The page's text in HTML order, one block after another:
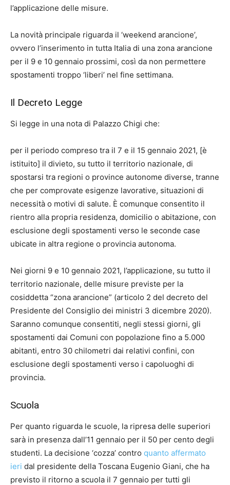
l’applicazione delle misure.
La novità principale riguarda il ‘weekend arancione’,
ovvero l’inserimento in tutta Italia di una zona arancione
per il 9 e 10 gennaio prossimi, così da non permettere
spostamenti troppo ‘liberi’ nel fine settimana.
Il Decreto Legge
Si legge in una nota di Palazzo Chigi che:
per il periodo compreso tra il 7 e il 15 gennaio 2021, [è
istituito] il divieto, su tutto il territorio nazionale, di
spostarsi tra regioni o province autonome diverse, tranne
che per comprovate esigenze lavorative, situazioni di
necessità o motivi di salute. È comunque consentito il
rientro alla propria residenza, domicilio o abitazione, con
esclusione degli spostamenti verso le seconde case
ubicate in altra regione o provincia autonoma.
Nei giorni 9 e 10 gennaio 2021, l’applicazione, su tutto il
territorio nazionale, delle misure previste per la
cosiddetta “zona arancione” (articolo 2 del decreto del
Presidente del Consiglio dei ministri 3 dicembre 2020).
Saranno comunque consentiti, negli stessi giorni, gli
spostamenti dai Comuni con popolazione fino a 5.000
abitanti, entro 30 chilometri dai relativi confini, con
esclusione degli spostamenti verso i capoluoghi di
provincia.
Scuola
Per quanto riguarda le scuole, la ripresa delle superiori
sarà in presenza dall’11 gennaio per il 50 per cento degli
studenti. La decisione ‘cozza’ contro quanto affermato
ieri dal presidente della Toscana Eugenio Giani, che ha
previsto il ritorno a scuola il 7 gennaio per tutti gli